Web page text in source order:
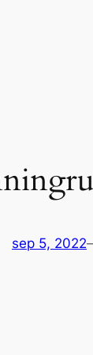
sep 5, 2022